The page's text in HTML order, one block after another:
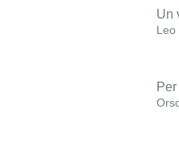
Un
Leo